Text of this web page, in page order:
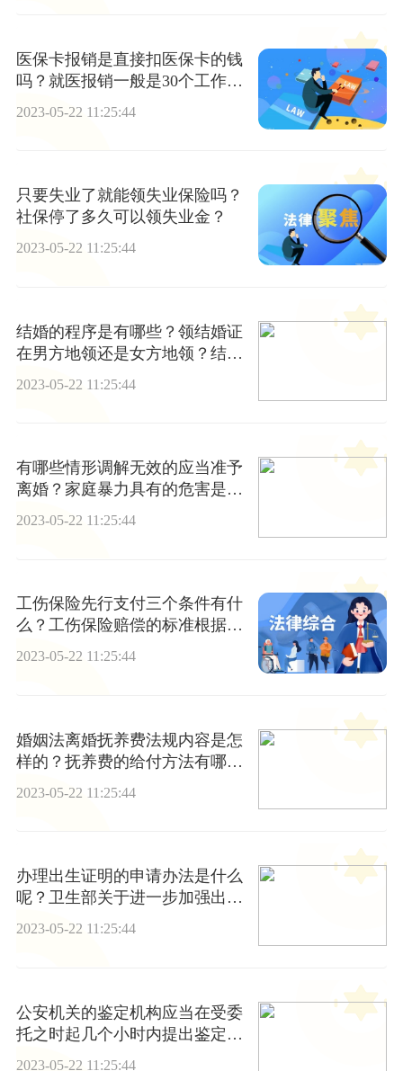
医保卡报销是直接扣医保卡的钱
吗？就医报销一般是30个工作日
2023-05-22 11:25:44
只要失业了就能领失业保险吗？
社保停了多久可以领失业金？
2023-05-22 11:25:44
结婚的程序是有哪些？领结婚证
在男方地领还是女方地领？结婚
2023-05-22 11:25:44
有哪些情形调解无效的应当准予
离婚？家庭暴力具有的危害是什
么？
2023-05-22 11:25:44
工伤保险先行支付三个条件有什
么？工伤保险赔偿的标准根据工
伤的程度有所不同吗？
2023-05-22 11:25:44
婚姻法离婚抚养费法规内容是怎
样的？抚养费的给付方法有哪
2023-05-22 11:25:44
办理出生证明的申请办法是什么
呢？卫生部关于进一步加强出生
医学证明管理的通知》
2023-05-22 11:25:44
公安机关的鉴定机构应当在受委
托之时起几个小时内提出鉴定意
2023-05-22 11:25:44